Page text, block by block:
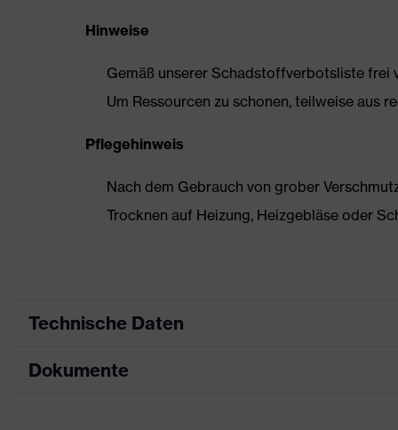
Hinweise
Gemäß unserer Schadstoffverbotsliste frei
Um Ressourcen zu schonen, teilweise aus
Pflegehinweis
Nach dem Gebrauch von grober
Trocknen auf Heizung, Heizgebläse oder
Technische Daten
Produktart
Dokumente